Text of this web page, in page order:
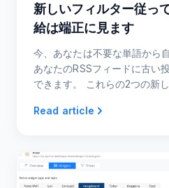
新しいフィルター従っ
給は端正に見ます
今、あなたは不要な単語から
あなたのRSSフィードに古い
できます。 これらの2つの新
Read article